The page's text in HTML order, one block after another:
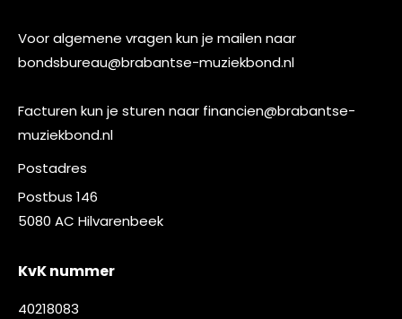
Voor algemene vragen kun je mailen naar
bondsbureau@brabantse-muziekbond.nl
Facturen kun je sturen naar financien@brabantse-
muziekbond.nl
Postadres
Postbus 146
5080 AC Hilvarenbeek
KvK nummer
40218083